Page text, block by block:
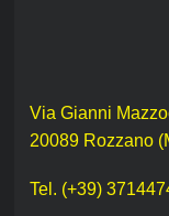
Via Gianni
20089 Rozzano
Tel. (+39)